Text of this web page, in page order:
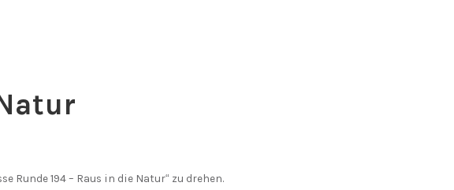
194 – Raus in die Natur“ zu drehen.